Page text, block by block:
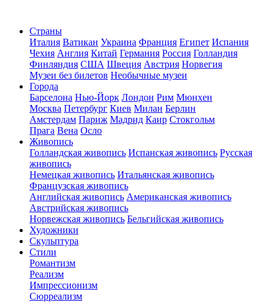
Страны
Италия Ватикан Украина Франция Египет Испания
Чехия Англия Китай Германия Россия Голландия
Финляндия США Швеция Австрия Норвегия
Музеи без билетов Необычные музеи
Города
Барселона Нью-Йорк Лондон Рим Мюнхен
Москва Петербург Киев Милан Берлин
Амстердам Париж Мадрид Каир Стокгольм
Прага Вена Осло
Живопись
Голландская живопись Испанская живопись Русская
живопись
Немецкая живопись Итальянская живопись
Французская живопись
Английская живопись Американская живопись
Австрийская живопись
Норвежская живопись Бельгийская живопись
Художники
Скульптура
Стили
Романтизм
Реализм
Импрессионизм
Сюрреализм